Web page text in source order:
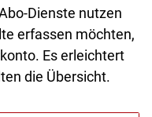
Dienste nutzen
erfassen möchten,
Es erleichtert
die Übersicht.